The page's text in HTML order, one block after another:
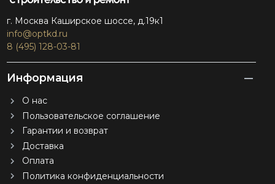
г. Москва Каширское шоссе, д.19к1
info@optkd.ru
8 (495) 128-03-81
Информация
О нас
Пользовательское соглашение
Гарантии и возврат
Доставка
Оплата
Политика конфиденциальности